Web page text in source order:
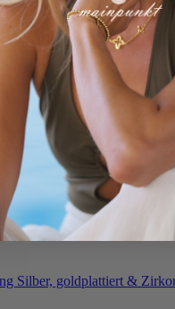
goldplattiert